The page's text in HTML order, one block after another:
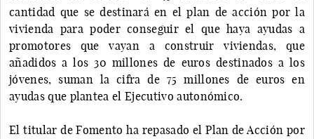
cantidad que se destinará en el plan de acción por la
vivienda para poder conseguir el que haya ayudas a
promotores que vayan a construir viviendas, que
añadidos a los 30 millones de euros destinados a los
jóvenes, suman la cifra de 75 millones de euros en
ayudas que plantea el Ejecutivo autonómico.
El titular de Fomento ha repasado el Plan de Acción por